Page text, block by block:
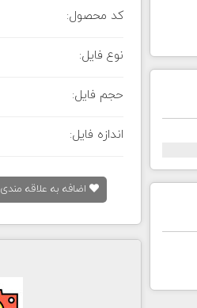
کد محصول:
نوع فایل:
حجم فایل:
اندازه فایل:
اضافه به علاقه مندی